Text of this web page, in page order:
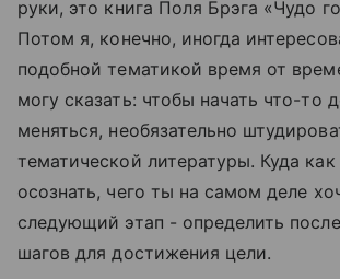
руки, это книга Поля Брэга «Чудо
Потом я, конечно, иногда
подобной тематикой время от
могу сказать: чтобы начать что-то
меняться, необязательно
тематической литературы. Куда
осознать, чего ты на самом деле
следующий этап - определить
шагов для достижения цели.